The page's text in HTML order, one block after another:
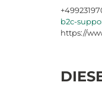
b2c-
https://